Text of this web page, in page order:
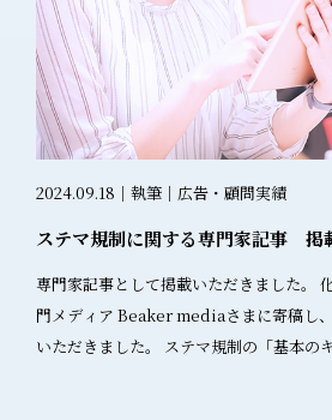
る広告扱いの違いを正確に理解 体系的な3STEPチェック体制の構
築 実例に学ぶリスク意識の共有 継続的な教育・研修の実施 中小企
業においては、限られたリソースの中で
リスクを管理することが重要です。基本
切なチェック体制を構築することで、安
ティングが実現できます。 不明な点や個別の判断に迷った場合
します。 このブログは薬機法広告規制の一般的な解説であり、個
別の案件については必ず専門家にご相談
正情報についても、定期的に確認されるこ
都薬事広告ラボ株式会社では、最新の法
説明 事実の表現 臨床試験データの詳細な開示 競合製品との客観的
比較 潜在的なリスク 虚偽・誇大表現のリスク 事実と異なる情報の
提供 過度な効果の強調 根拠のない安全性の主張 情報伝達の阻害
過度な誇張による信頼性の低下 正確な情報伝達の妨げ 資料本来の
目的の達成困難 二次利用のリスク 教育用資料の広告目的での無断
使用 社内での位置づけの混乱 意図しない薬機法違反 実務対策：教
育用資料の位置づけと社内共有 教育用資料の適切な管理 教育用資
管理が不可欠です。 1. 社内での位置づけ明確化 文書化すべき内
容： 資料の作成目的 使用対象者の限定 使用場面の制限 管理責任
者の設定 2. 資料への明記事項 必須記載事項： 【重要】この資料に
ついて ・これは教育用資料です ・販売促
以下の点に注意しましょう： 成分表示の見直し 配合目的の表現の
客観的な実証確認 統括的成分の表示方法の変更 医薬部外品の有効
成分と同じ成分を使用している場合の表現方法 猶予期間
日があるものではないので、直ちにすべ
ではありません。 新製品や新しい広告表示物から対応していく必
対応した形にしておきましょう。 まとめ 約40年ぶりの改正となる
今回の特記表示ルールの変更は、化粧品
りやすい表示を心がけましょう。 ご質問やご相談がございました
ら、お問い合わせフォームよりご連絡ください。 薬機
現について、一人で悩むこと多くありませんか？ 薬事
るべき鉄則です。 誇大表現の禁止 NG例: 「これを飲むだけで絶対
痩せる！」 ポイント: 「絶対」「完全」などの表現は避けましょ
う。効果を強調したい場合は、「〇〇の
った曖昧すぎない表現を。 科学的根拠が必要（化粧品はデータ例
示✖） NG例: 「臨床試験で効果が証明されています！（※根拠な
し）」 ポイント: データや実験結果を広告に使う場合、その裏付け
験結果などがあると安心です。 化粧品や医薬部外品においては、
事実であっても試験データや実験例の例示は禁
効果を明示・暗示しない NG例: 日本で未承認の医薬品を「治療効
果あり」と宣伝する。 ポイント: 国内で未承認の医薬品や成分につ
2024.09.18｜執筆｜広告・顧問実績
ステマ規制に関する専門家記事 掲
専門家記事として掲載いただきました。 化粧品・健康食品業界専
門メディア Beaker mediaさまに寄稿し、 専門家記事として掲載
いただきました。 ステマ規制の「基本のキ」 ステマ規制の概要